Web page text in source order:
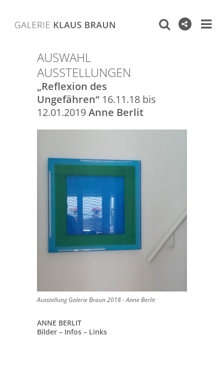
AUSWAHL
AUSSTELLUNGEN
„Reflexion des
Ungefähren“ 16.11.18 bis
12.01.2019Anne Berlit
Ausstellung Galerie Braun 2018 - Anne Berlit
ANNE BERLIT
Bilder – Infos – Links